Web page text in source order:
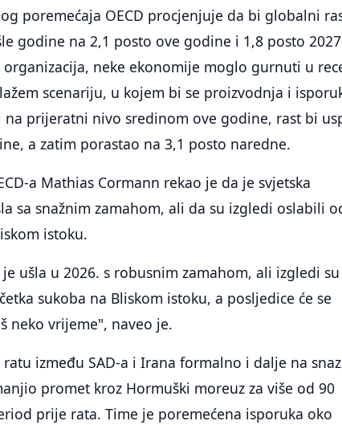
poremećaja OECD procjenjuje da bi globalni
godine na 2,1 posto ove godine i 1,8 posto
neke ekonomije moglo gurnuti u
scenariju, u kojem bi se proizvodnja i
na prijeratni nivo sredinom ove godine, rast bi
a zatim porastao na 3,1 posto naredne.
a Mathias Cormann rekao je da je svjetska
sa snažnim zamahom, ali da su izgledi oslabili
istoku.
ušla u 2026. s robusnim zamahom, ali izgledi su
sukoba na Bliskom istoku, a posljedice će se
neko vrijeme", naveo je.
između SAD-a i Irana formalno i dalje na
promet kroz Hormuški moreuz za više od 90
prije rata. Time je poremećena isporuka oko